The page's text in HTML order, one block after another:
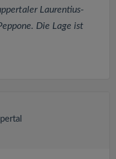
Laurentius-
Die Lage ist